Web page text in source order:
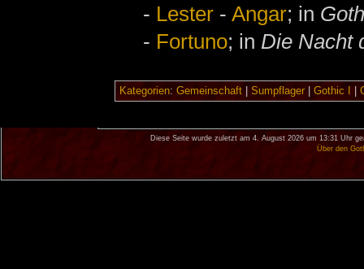
- Lester -Angar; in
- Fortuno; in Die Nacht
Kategorien: Gemeinschaft| Sumpflager| Gothic I
Diese Seite wurde zuletzt am 4. August 2026 um 13:31 Uhr
Über den